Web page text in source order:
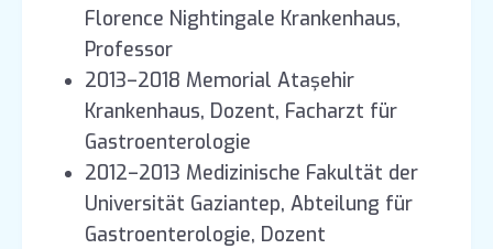
Florence Nightingale Krankenhaus,
Professor
2013–2018 Memorial Ataşehir
Krankenhaus, Dozent, Facharzt für
Gastroenterologie
2012–2013 Medizinische Fakultät der
Universität Gaziantep, Abteilung für
Gastroenterologie, Dozent